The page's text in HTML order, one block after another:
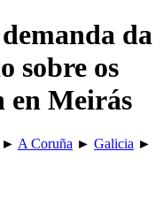
da
sobre os
en Meirás
► A Coruña ► Galicia ►